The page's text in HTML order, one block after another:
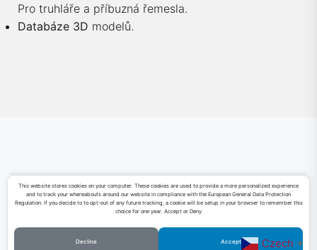
Pro truhláře a příbuzná řemesla.
Databáze 3D modelů.
Sketchfab Facebook LinkedIn YouTube
This website stores cookies on your computer. These cookies are used to provide a more personalized experience
and to track your whereabouts around our website in compliance with the European General Data Protection
Regulation. If you decide to to opt-out of any future tracking, a cookie will be setup in your browser to remember this
choice for one year. Accept or Deny
Decline Accept Czech ▼